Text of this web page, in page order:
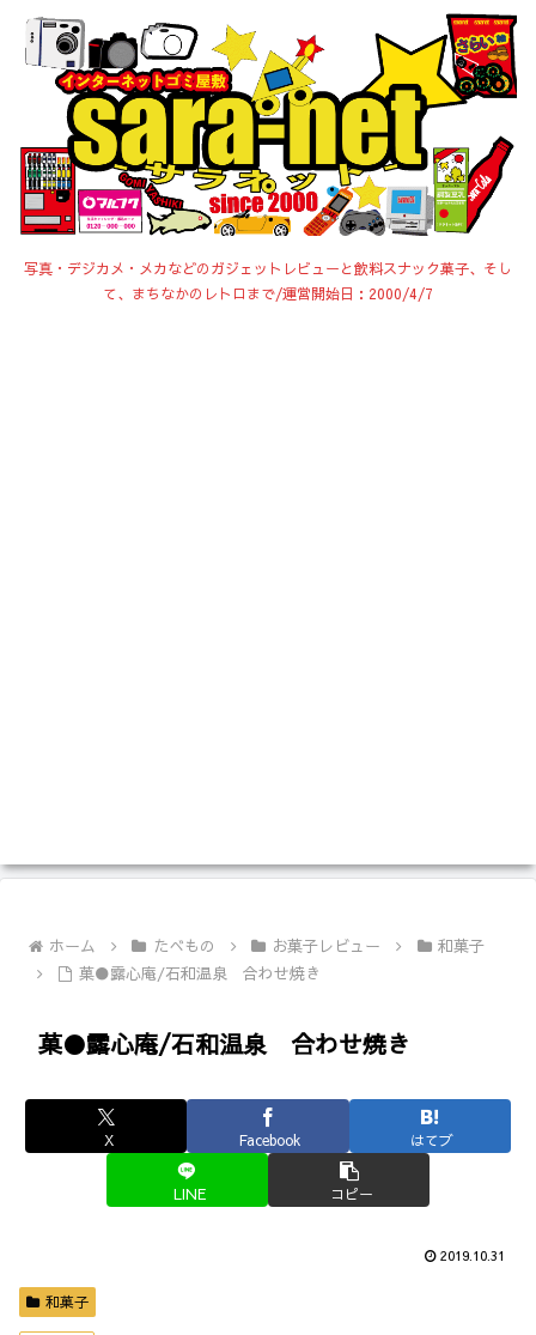
写真・デジカメ・メカなどのガジェットレビューと飲料スナック菓子、そし
て、まちなかのレトロまで/運営開始日：2000/4/7
ホーム たべもの お菓子レビュー
和菓子
菓●露心庵/石和温泉 合わせ焼き
菓●露心庵/石和温泉 合わせ焼き
X Facebook はてブ
LINE コピー
2019.10.31
和菓子